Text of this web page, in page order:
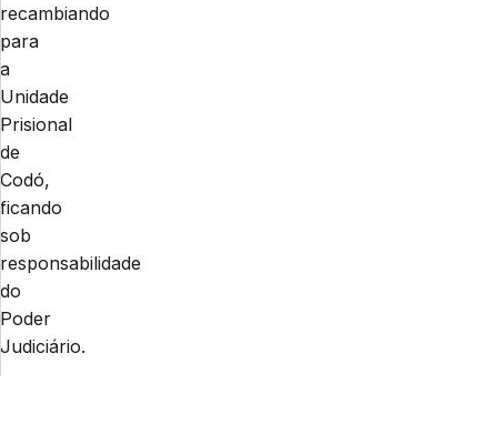
recambiando
para
a
Unidade
Prisional
de
Codó,
ficando
sob
responsabilidade
do
Poder
Judiciário.